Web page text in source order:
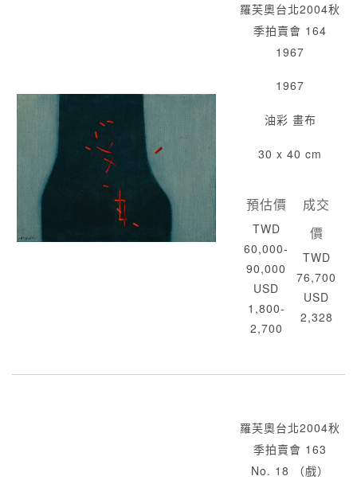
羅芙奧台北2004秋
季拍賣會 164
1967
1967
油彩 畫布
30 x 40 cm
預估價
TWD
60,000-
90,000
USD
1,800-
2,700
成交
價
TWD
76,700
USD
2,328
羅芙奧台北2004秋
季拍賣會 163
No. 18 （戲）